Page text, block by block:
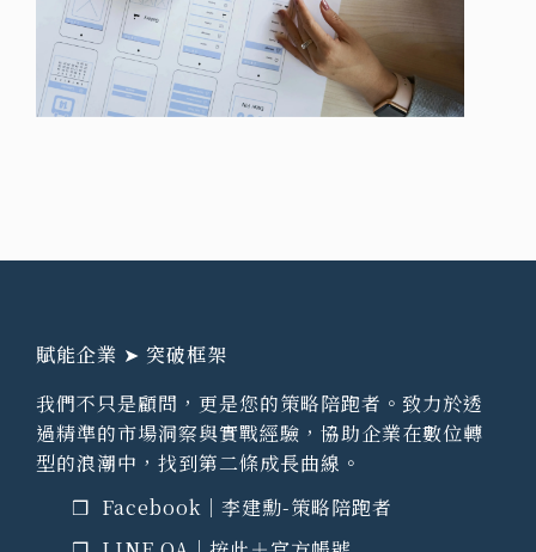
賦能企業 ➤ 突破框架
我們不只是顧問，更是您的策略陪跑者。致力於透
過精準的市場洞察與實戰經驗，協助企業在數位轉
型的浪潮中，找到第二條成長曲線。
❒ Facebook｜ 李建勳-策略陪跑者